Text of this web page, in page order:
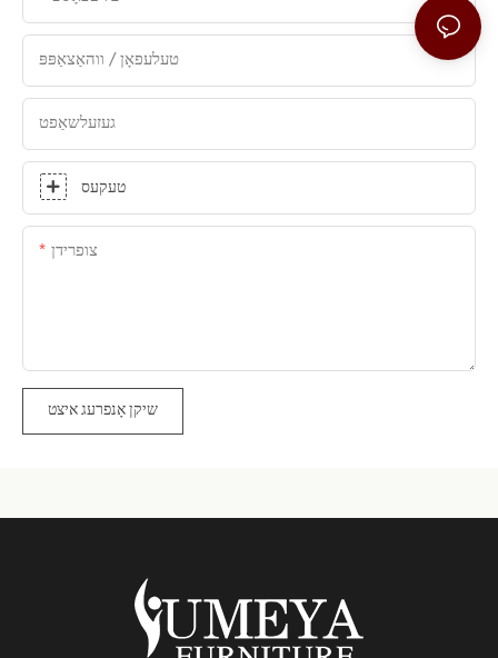
טעלעפאָן / ווהאַצאַפּפּ
געזעלשאַפט
טעקעס
צופרידן
שיקן אָנפרעג איצט